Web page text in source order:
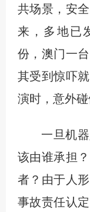
共场景，安
来，多地已
份，澳门一
其受到惊吓
演时，意外碰
一旦机
该由谁承担
者？由于人
事故责任认